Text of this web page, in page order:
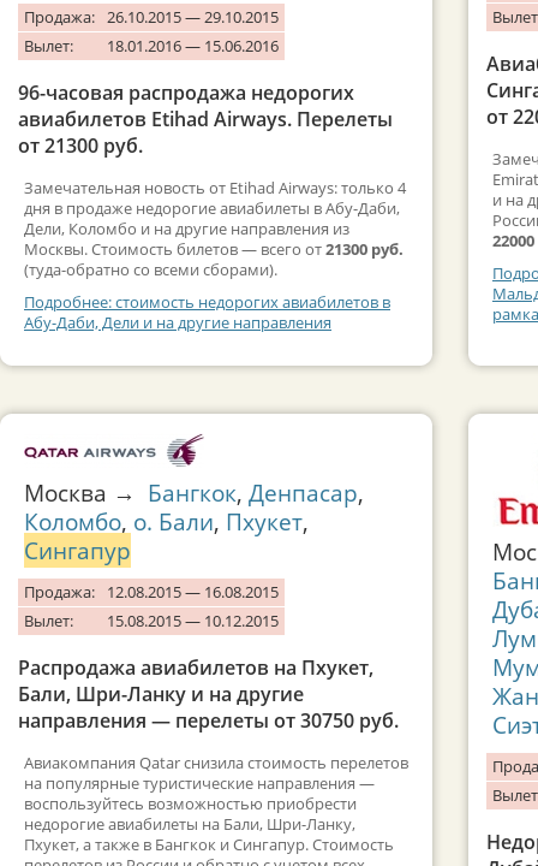
Продажа: 26.10.2015 — 29.10.2015
Вылет:
18.01.2016 — 15.06.2016
96-часовая распродажа недорогих
авиабилетов Etihad Airways. Перелеты
от 21300 руб.
Замечательная новость от Etihad Airways: только 4
дня в продаже недорогие авиабилеты в Абу-Даби,
Дели, Коломбо и на другие направления из
Москвы. Стоимость билетов — всего от21300 руб.
(туда-обратно со всеми сборами).
Подробнее: стоимость недорогих авиабилетов в
Абу-Даби, Дели и на другие направления
Москва → Бангкок, Денпасар,
Коломбо, о. Бали, Пхукет,
Сингапур
Продажа:
12.08.2015 — 16.08.2015
Вылет:
15.08.2015 — 10.12.2015
Распродажа авиабилетов на Пхукет,
Бали, Шри-Ланку и на другие
направления — перелеты от 30750 руб.
Авиакомпания Qatar снизила стоимость перелетов
на популярные туристические направления —
воспользуйтесь возможностью приобрести
недорогие авиабилеты на Бали, Шри-Ланку,
Пхукет, а также в Бангкок и Сингапур. Стоимость
от
и на